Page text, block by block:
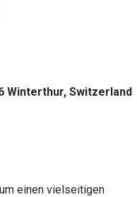
Winterthur, Switzerland
einen vielseitigen